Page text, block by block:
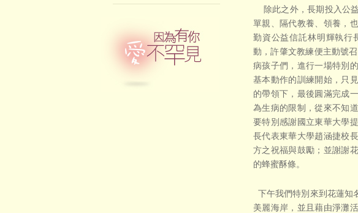
除此之外，長期投入公
單親、隔代教養、領養，
勤資公益信託林明輝執行
動，許肇文教練便主動號
病孩子們，進行一場特別
基本動作的訓練開始，只
的帶領下，最後圓滿完成
為生病的限制，從來不知
要特別感謝國立東華大學
長代表東華大學趙涵捷校
方之祝福與鼓勵；並謝謝
的蜂蜜酥條。
下午我們特別來到花蓮知
美麗海岸，並且藉由淨灘